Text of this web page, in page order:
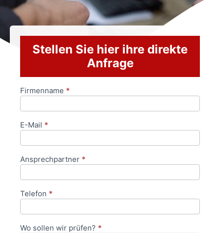
Stellen Sie hier ihre direkte
Anfrage
Anfrageformular
Firmenname *
E-Mail *
Ansprechpartner *
Telefon *
Wo sollen wir prüfen? *